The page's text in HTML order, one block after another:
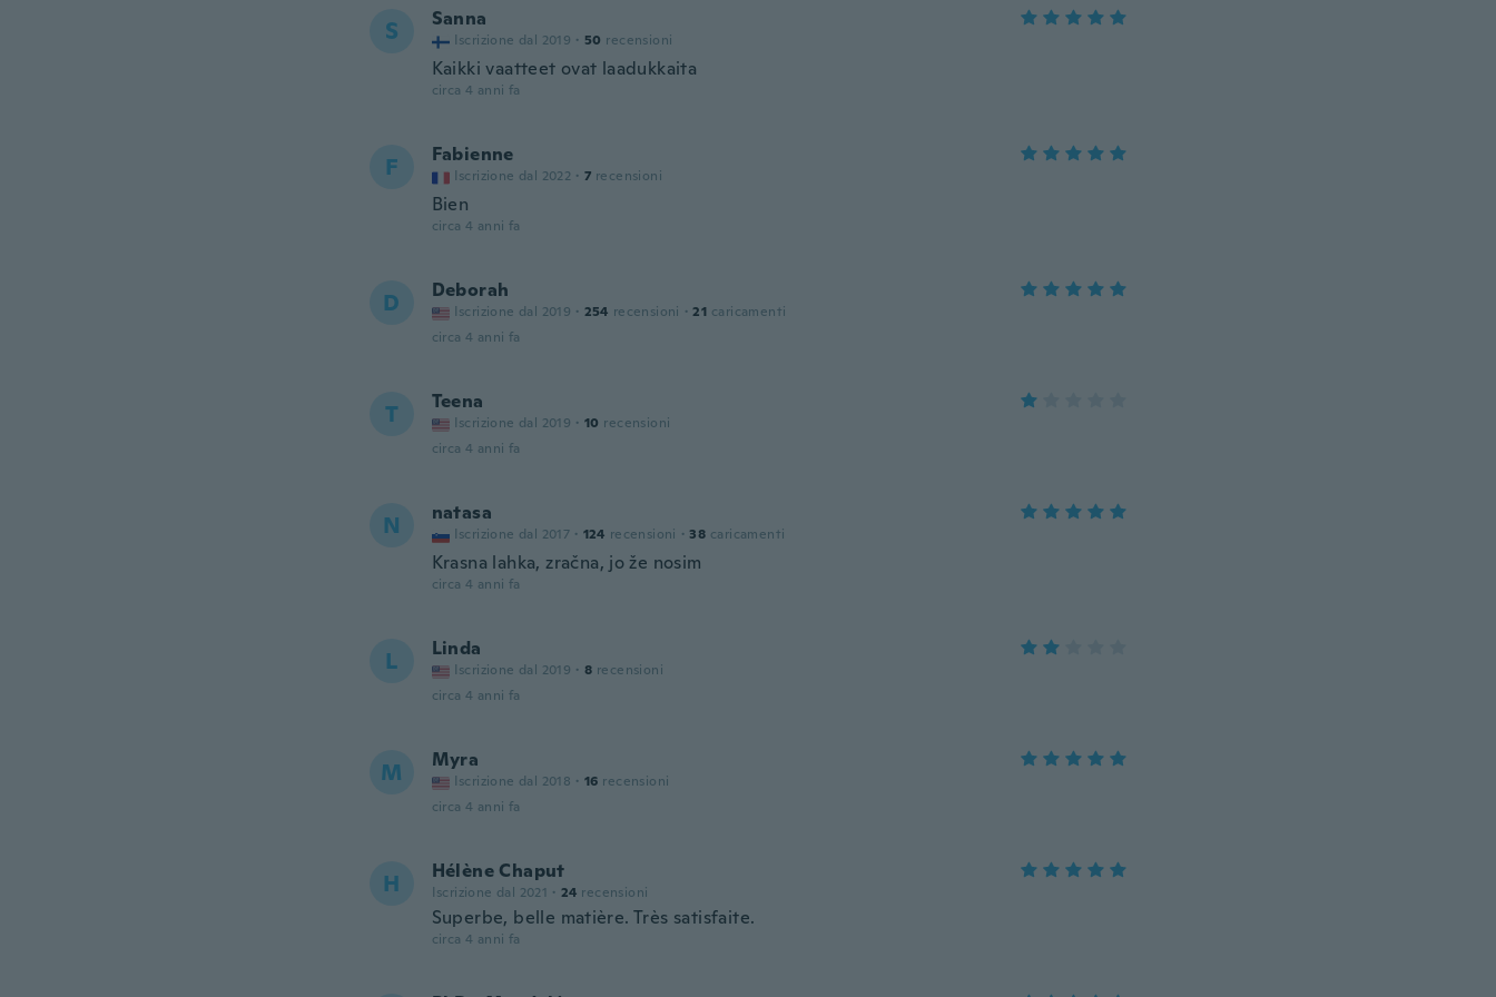
S Sanna
Iscrizione dal 2019 · 50 recensioni
Kaikki vaatteet ovat laadukkaita
circa 4 anni fa
F Fabienne
Iscrizione dal 2022 · 7 recensioni
Bien
circa 4 anni fa
D Deborah
Iscrizione dal 2019 · 254 recensioni · 21 caricamenti
circa 4 anni fa
T Teena
Iscrizione dal 2019 · 10 recensioni
circa 4 anni fa
N natasa
Iscrizione dal 2017 · 124 recensioni · 38 caricamenti
Krasna lahka, zračna, jo že nosim
circa 4 anni fa
L Linda
Iscrizione dal 2019 · 8 recensioni
circa 4 anni fa
M Myra
Iscrizione dal 2018 · 16 recensioni
circa 4 anni fa
H Hélène Chaput
Iscrizione dal 2021 · 24 recensioni
Superbe, belle matière. Très satisfaite.
circa 4 anni fa